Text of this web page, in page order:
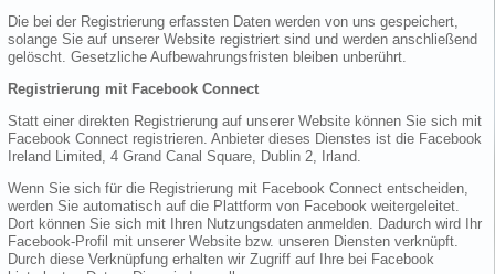
Die bei der Registrierung erfassten Daten werden von uns gespeichert,
solange Sie auf unserer Website registriert sind und werden anschließend
gelöscht. Gesetzliche Aufbewahrungsfristen bleiben unberührt.
Registrierung mit Facebook Connect
Statt einer direkten Registrierung auf unserer Website können Sie sich mit
Facebook Connect registrieren. Anbieter dieses Dienstes ist die Facebook
Ireland Limited, 4 Grand Canal Square, Dublin 2, Irland.
Wenn Sie sich für die Registrierung mit Facebook Connect entscheiden,
werden Sie automatisch auf die Plattform von Facebook weitergeleitet.
Dort können Sie sich mit Ihren Nutzungsdaten anmelden. Dadurch wird Ihr
Facebook-Profil mit unserer Website bzw. unseren Diensten verknüpft.
Durch diese Verknüpfung erhalten wir Zugriff auf Ihre bei Facebook